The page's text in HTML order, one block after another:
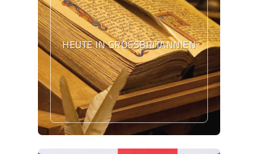
HEUTE IN GROSSBRITANNIEN